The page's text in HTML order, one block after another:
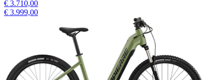
€ 3.710,00
€ 3.999,00